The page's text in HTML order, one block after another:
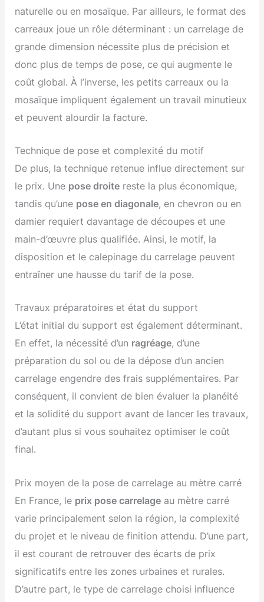
naturelle ou en mosaïque. Par ailleurs, le format des
carreaux joue un rôle déterminant : un carrelage de
grande dimension nécessite plus de précision et
donc plus de temps de pose, ce qui augmente le
coût global. À l’inverse, les petits carreaux ou la
mosaïque impliquent également un travail minutieux
et peuvent alourdir la facture.
Technique de pose et complexité du motif
De plus, la technique retenue influe directement sur
le prix. Une pose droite reste la plus économique,
tandis qu’une pose en diagonale, en chevron ou en
damier requiert davantage de découpes et une
main-d’œuvre plus qualifiée. Ainsi, le motif, la
disposition et le calepinage du carrelage peuvent
entraîner une hausse du tarif de la pose.
Travaux préparatoires et état du support
L’état initial du support est également déterminant.
En effet, la nécessité d’un ragréage, d’une
préparation du sol ou de la dépose d’un ancien
carrelage engendre des frais supplémentaires. Par
conséquent, il convient de bien évaluer la planéité
et la solidité du support avant de lancer les travaux,
d’autant plus si vous souhaitez optimiser le coût
final.
Prix moyen de la pose de carrelage au mètre carré
En France, le prix pose carrelage au mètre carré
varie principalement selon la région, la complexité
du projet et le niveau de finition attendu. D’une part,
il est courant de retrouver des écarts de prix
significatifs entre les zones urbaines et rurales.
D’autre part, le type de carrelage choisi influence